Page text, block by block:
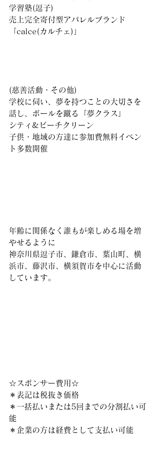
学習塾(逗子)
売上完全寄付型アパレルブランド
「calce(カルチェ)」
(慈善活動・その他)
学校に伺い、夢を持つことの大切さを
話し、ボールを蹴る「夢クラス」
シティ&ビーチクリーン
子供・地域の方達に参加費無料イベン
ト多数開催
年齢に関係なく誰もが楽しめる場を増
やせるように
神奈川県逗子市、鎌倉市、葉山町、横
浜市、藤沢市、横須賀市を中心に活動
しています。
☆スポンサー費用☆
＊表記は税抜き価格
＊一括払いまたは5回までの分割払い可
能
＊企業の方は経費として支払い可能